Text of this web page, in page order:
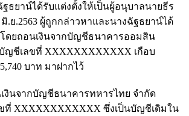
ธยาน์ได้รับแต่งตั้งให้เป็นผู้อนุบาลนายธีร
.ย.2563 ผู้ถูกกล่าวหาและนางฉัฐธยาน์ได้
ดยถอนเงินจากบัญชีธนาคารออมสิน
บัญชีเลขที่ XXXXXXXXXXXX เกือบ
บาท มาฝากไว้
งินจากบัญชีธนาคารทหารไทย จำกัด
XXXXXXXXXXXX ซึ่งเป็นบัญชีเดิมใน